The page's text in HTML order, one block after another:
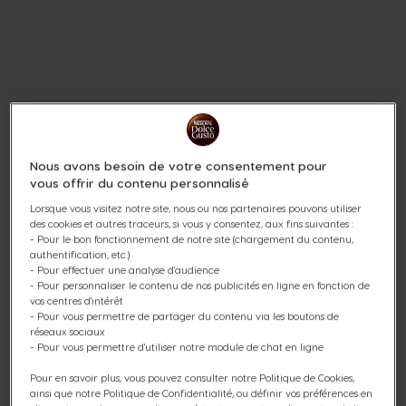
PACK NEO LATTE NOIRE +
SELECTION TOP VENTES 4
BOÎTES
(0)
Découvrez notre Pack Machine à café & Dosettes
Nous avons besoin de votre consentement pour
vous offrir du contenu personnalisé
Lorsque vous visitez notre site, nous ou nos partenaires pouvons utiliser
des cookies et autres traceurs, si vous y consentez, aux fins suivantes :
- Pour le bon fonctionnement de notre site (chargement du contenu,
authentification, etc.)
- Pour effectuer une analyse d'audience
- Pour personnaliser le contenu de nos publicités en ligne en fonction de
vos centres d'intérêt
- Pour vous permettre de partager du contenu via les boutons de
réseaux sociaux
- Pour vous permettre d'utiliser notre module de chat en ligne
Pour en savoir plus, vous pouvez consulter notre Politique de Cookies,
ainsi que notre Politique de Confidentialité, ou définir vos préférences en